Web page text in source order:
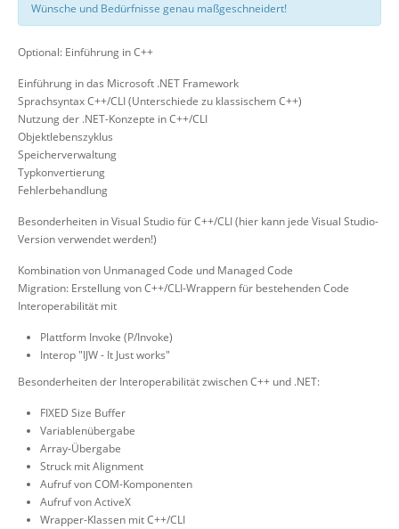
Wünsche und Bedürfnisse genau maßgeschneidert!
Optional: Einführung in C++
Einführung in das Microsoft .NET Framework
Sprachsyntax C++/CLI (Unterschiede zu klassischem C++)
Nutzung der .NET-Konzepte in C++/CLI
Objektlebenszyklus
Speicherverwaltung
Typkonvertierung
Fehlerbehandlung
Besonderheiten in Visual Studio für C++/CLI (hier kann jede Visual Studio-
Version verwendet werden!)
Kombination von Unmanaged Code und Managed Code
Migration: Erstellung von C++/CLI-Wrappern für bestehenden Code
Interoperabilität mit
Plattform Invoke (P/Invoke)
Interop "IJW - It Just works"
Besonderheiten der Interoperabilität zwischen C++ und .NET:
FIXED Size Buffer
Variablenübergabe
Array-Übergabe
Struck mit Alignment
Aufruf von COM-Komponenten
Aufruf von ActiveX
Wrapper-Klassen mit C++/CLI